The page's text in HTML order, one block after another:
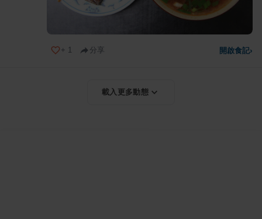
+ 1 分享 開啟食記›
載入更多動態